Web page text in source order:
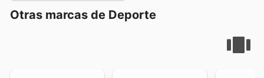
Otras marcas de Deporte